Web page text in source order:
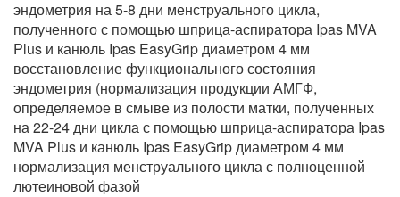
эндометрия на 5-8 дни менструального цикла,
полученного с помощью шприца-аспиратора Ipas MVA
Plus и канюль Ipas EasyGrip диаметром 4 мм
восстановление функционального состояния
эндометрия (нормализация продукции АМГФ,
определяемое в смыве из полости матки, полученных
на 22-24 дни цикла с помощью шприца-аспиратора Ipas
MVA Plus и канюль Ipas EasyGrip диаметром 4 мм
нормализация менструального цикла с полноценной
лютеиновой фазой